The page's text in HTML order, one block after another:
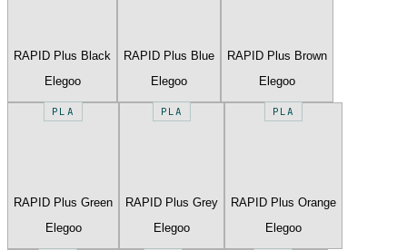
RAPID Plus Black
Elegoo
RAPID Plus Blue
Elegoo
RAPID Plus Brown
Elegoo
PLA
RAPID Plus Green
Elegoo
PLA
RAPID Plus Grey
Elegoo
PLA
RAPID Plus Orange
Elegoo